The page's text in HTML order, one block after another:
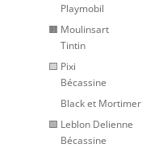
Playmobil
🟧 Moulinsart
Tintin
🟨 Pixi
Bécassine
Black et Mortimer
🟩 Leblon Delienne
Bécassine